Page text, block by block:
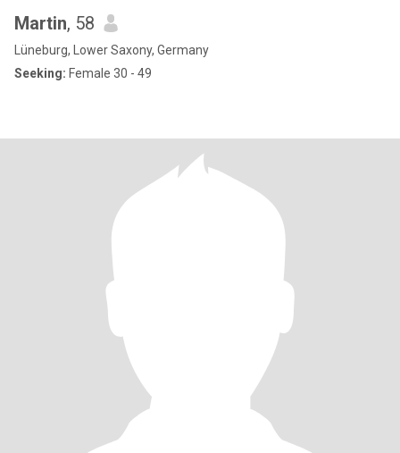
Martin, 58
Lüneburg, Lower Saxony, Germany
Seeking: Female 30 - 49